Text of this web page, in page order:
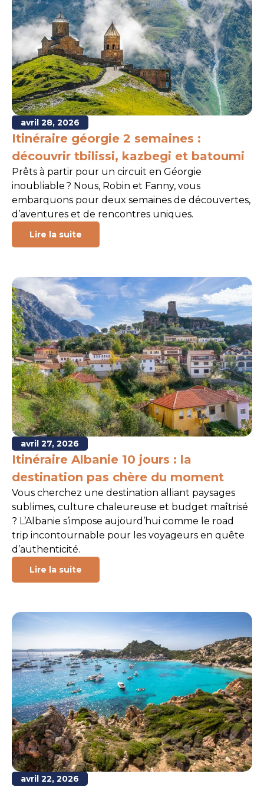
avril 28, 2026
Itinéraire géorgie 2 semaines :
découvrir tbilissi, kazbegi et batoumi
Prêts à partir pour un circuit en Géorgie
inoubliable ? Nous, Robin et Fanny, vous
embarquons pour deux semaines de découvertes,
d’aventures et de rencontres uniques.
Lire la suite
avril 27, 2026
Itinéraire Albanie 10 jours : la
destination pas chère du moment
Vous cherchez une destination alliant paysages
sublimes, culture chaleureuse et budget maîtrisé
? L’Albanie s’impose aujourd’hui comme le road
trip incontournable pour les voyageurs en quête
d’authenticité.
Lire la suite
avril 22, 2026